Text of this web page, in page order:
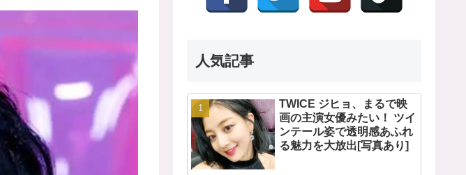
人気記事
TWICE ジヒョ、まるで映
画の主演女優みたい！ ツイ
ンテール姿で透明感あふれ
る魅力を大放出[写真あり]